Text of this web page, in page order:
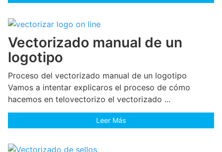
Vectorizado manual de un
logotipo
Proceso del vectorizado manual de un logotipo
Vamos a intentar explicaros el proceso de cómo
hacemos en telovectorizo el vectorizado ...
Leer Más